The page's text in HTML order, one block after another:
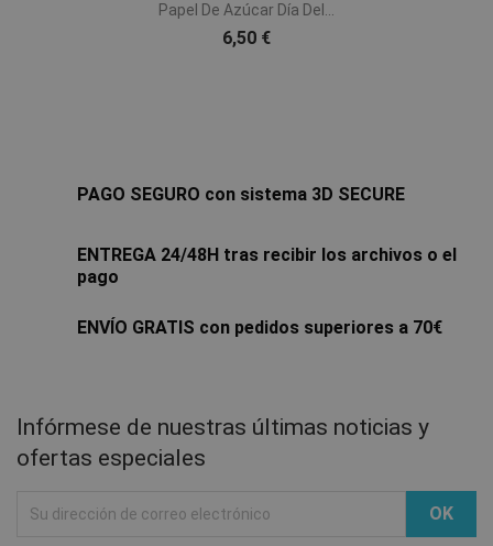
Papel De Azúcar Día Del...
6,50 €
PAGO SEGURO con sistema 3D SECURE
ENTREGA 24/48H tras recibir los archivos o el
pago
ENVÍO GRATIS con pedidos superiores a 70€
Infórmese de nuestras últimas noticias y
ofertas especiales